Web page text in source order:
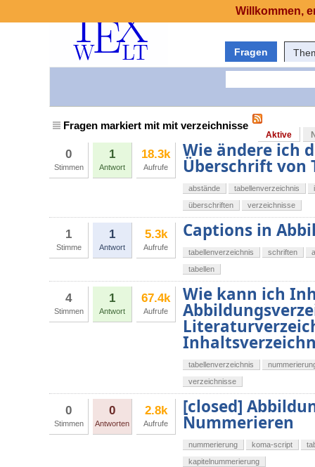
Fragen
Fragen markiert mit mit verzeichnisse
Aktive
0
Stimmen
1
Antwort
18.3k
Aufrufe
Wie ändere ich
Überschrift von
abstände tabellenverzeichnis
überschriften
verzeichnisse
1
Stimme
1
Antwort
5.3k
Aufrufe
Captions in
tabellenverzeichnis schriften
tabellen
4
Stimmen
1
Antwort
67.4k
Aufrufe
Wie kann ich
tabellenverzeichnis
verzeichnisse
0
Stimmen
0
Antworten
2.8k
Aufrufe
[closed]
Nummerieren
nummerierung koma-script
kapitelnummerierung
Willkommen,